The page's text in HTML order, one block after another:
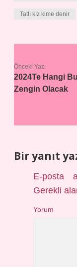
Tatlı kız kime denir
Önceki Yazı
2024Te Hangi
Zengin Olacak
Bir yanıt
E-posta
Gerekli
Yorum